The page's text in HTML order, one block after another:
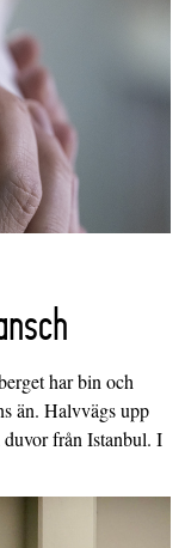
har bin och
än. Halvvägs upp
från Istanbul. I